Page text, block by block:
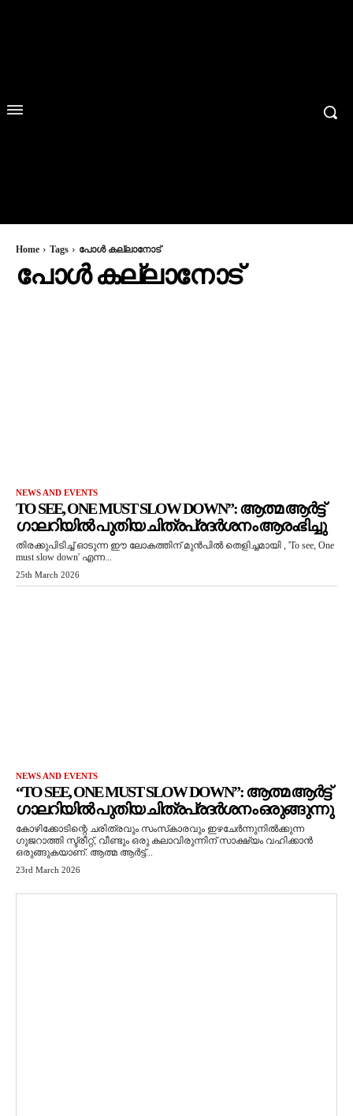
Home Tags പോൾ കല്ലാനോട്
പോൾ കല്ലാനോട്
NEWS AND EVENTS
TO SEE, ONE MUST SLOW DOWN”: ആത്മ ആർട്ട്
ഗാലറിയിൽ പുതിയ ചിത്രപ്രദർശനം ആരംഭിച്ചു
തിരക്കുപിടിച്ച് ഓടുന്ന ഈ ലോകത്തിന് മുൻപിൽ തെളിച്ചമായി , 'To see, One
must slow down' എന്ന...
25th March 2026
NEWS AND EVENTS
“TO SEE, ONE MUST SLOW DOWN”: ആത്മ ആർട്ട്
ഗാലറിയിൽ പുതിയ ചിത്രപ്രദർശനം ഒരുങ്ങുന്നു
കോഴിക്കോടിന്റെ ചരിത്രവും സംസ്‌കാരവും ഇഴചേർന്നുനിൽക്കുന്ന
ഗുജറാത്തി സ്ട്രീറ്റ്, വീണ്ടും ഒരു കലാവിരുന്നിന് സാക്ഷ്യം വഹിക്കാൻ
ഒരുങ്ങുകയാണ്. ആത്മ ആർട്ട്...
23rd March 2026